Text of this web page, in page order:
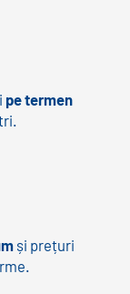
pe termen
și prețuri